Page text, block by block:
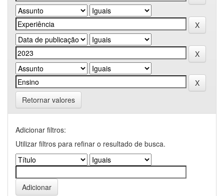
Retornar valores
Adicionar filtros:
Utilizar filtros para refinar o resultado de busca.